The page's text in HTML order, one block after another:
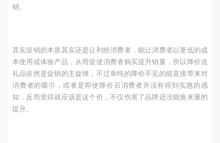
销。
其实促销的本质其实还是让利给消费者，能让消费者以更低的成
本使用或体验产品，从而促使消费者购买提升销量，所以降价送
礼品依然是促销的主旋律，不过单纯的降价不见的能直接带来对
消费者的吸引，或者是即使降价后消费者并没有得到实惠的感
知，反而觉得就应该是这个价，不仅伤害了品牌还没能换来量的
提升。